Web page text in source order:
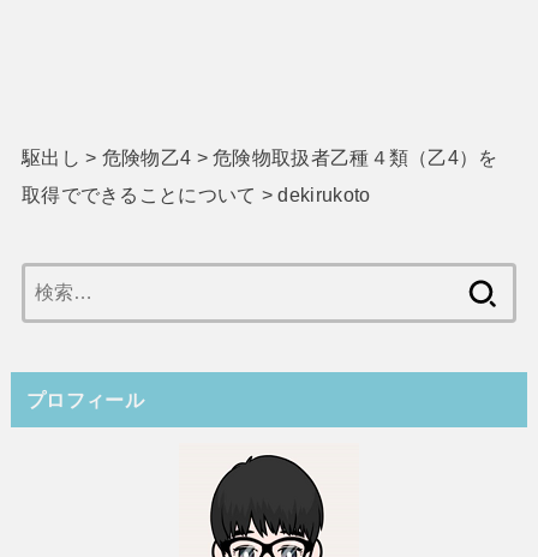
駆出し > 危険物乙4 >危険物取扱者乙種４類（乙4）を
取得でできることについて >dekirukoto
索:
プロフィール